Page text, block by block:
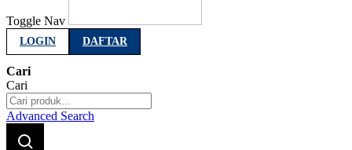
Toggle Nav
LOGIN DAFTAR
Cari
Cari
Advanced Search